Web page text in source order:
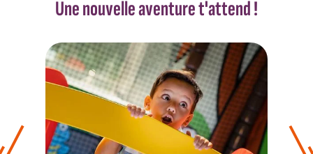
Une nouvelle aventure t'attend !